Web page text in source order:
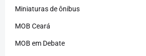
Miniaturas de ônibus
MOB Ceará
MOB em Debate